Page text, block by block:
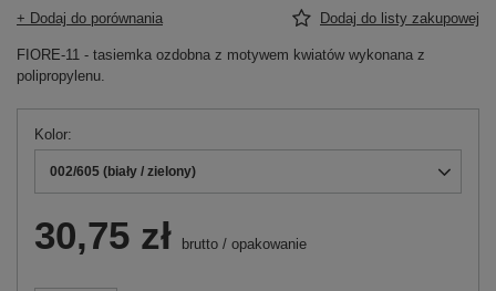
+ Dodaj do porównania Dodaj do listy zakupowej
FIORE-11 - tasiemka ozdobna z motywem kwiatów wykonana z
polipropylenu.
Kolor
002/605 (biały / zielony)
30,75 zł brutto / opakowanie